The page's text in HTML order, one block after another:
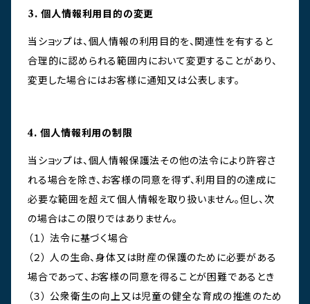
3. 個人情報利用目的の変更
当ショップは、個人情報の利用目的を、関連性を有すると
合理的に認められる範囲内において変更することがあり、
変更した場合にはお客様に通知又は公表します。
4. 個人情報利用の制限
当ショップは、個人情報保護法その他の法令により許容さ
れる場合を除き、お客様の同意を得ず、利用目的の達成に
必要な範囲を超えて個人情報を取り扱いません。但し、次
の場合はこの限りではありません。
（１） 法令に基づく場合
（２） 人の生命、身体又は財産の保護のために必要がある
場合であって、お客様の同意を得ることが困難であるとき
（３） 公衆衛生の向上又は児童の健全な育成の推進のため